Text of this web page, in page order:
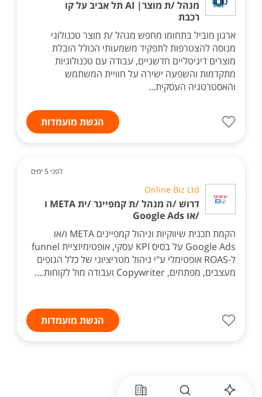
מנהל /ת מוצר| AI תל אביב על קו
רכבת
ארגון מוביל בתחומו מחפש מנהל /ת מוצר טכנולוגי
מנוסה להצטרפות לתפקיד משמעותי הכולל הובלת
מוצרים דיגיטליים חדשניים, עבודה עם טכנולוגיות
מתקדמות והשפעה ישירה על חוויית המשתמש
והאסטרטגיה העסקית...
הגשת מועמדות
לפני 5 ימים
Online Biz Ltd
דרוש /ה מנהל /ת קמפיינר /ית META ו
/או Google Ads
הקמת תכנית שיווקיות וניהול קמפיינים META ו/או
Google Ads על בסיס KPI עסקי, אופטימיזציית funnel
ל-ROAS אופטימלי ע"י ניהול מטריציוני של כלל הגופים
מעצבים, מפתחים, Copywriter ועבודה מול לקוחות....
הגשת מועמדות